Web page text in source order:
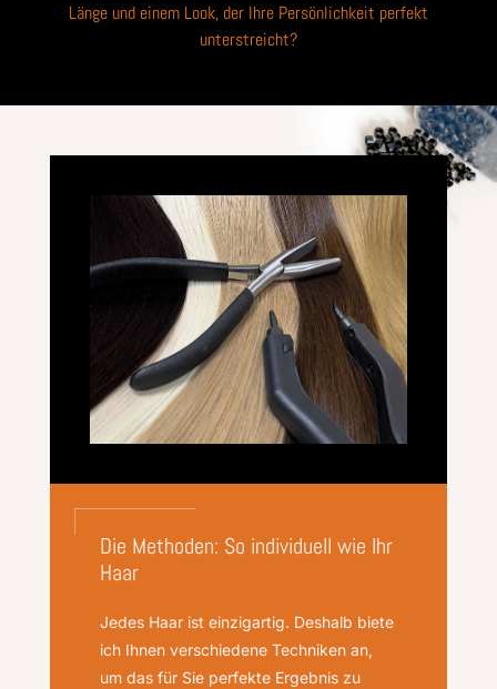
Länge und einem Look, der Ihre Persönlichkeit perfekt
unterstreicht?
Die Methoden: So individuell wie Ihr
Haar
Jedes Haar ist einzigartig. Deshalb biete
ich Ihnen verschiedene Techniken an,
um das für Sie perfekte Ergebnis zu